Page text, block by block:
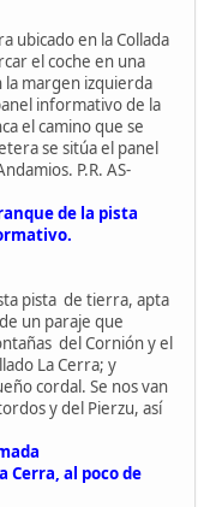
ubicado en la Collada
el coche en una
la margen izquierda
informativo de la
el camino que se
se sitúa el panel
P.R. AS-
de la pista
pista de tierra, apta
un paraje que
del Cornión y el
La Cerra; y
cordal. Se nos van
y del Pierzu, así
Cerra, al poco de